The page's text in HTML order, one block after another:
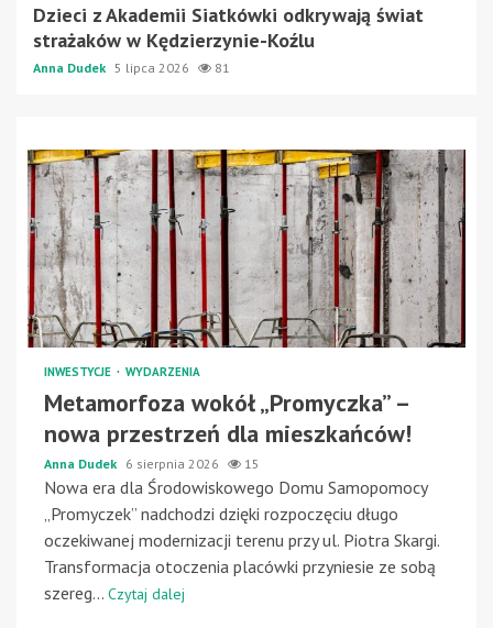
Dzieci z Akademii Siatkówki odkrywają świat
strażaków w Kędzierzynie-Koźlu
Anna Dudek 5 lipca 2026 81
INWESTYCJE WYDARZENIA
Metamorfoza wokół „Promyczka” –
nowa przestrzeń dla mieszkańców!
Anna Dudek 6 sierpnia 2026 15
Nowa era dla Środowiskowego Domu Samopomocy
„Promyczek” nadchodzi dzięki rozpoczęciu długo
oczekiwanej modernizacji terenu przy ul. Piotra Skargi.
Transformacja otoczenia placówki przyniesie ze sobą
szereg... Czytaj dalej